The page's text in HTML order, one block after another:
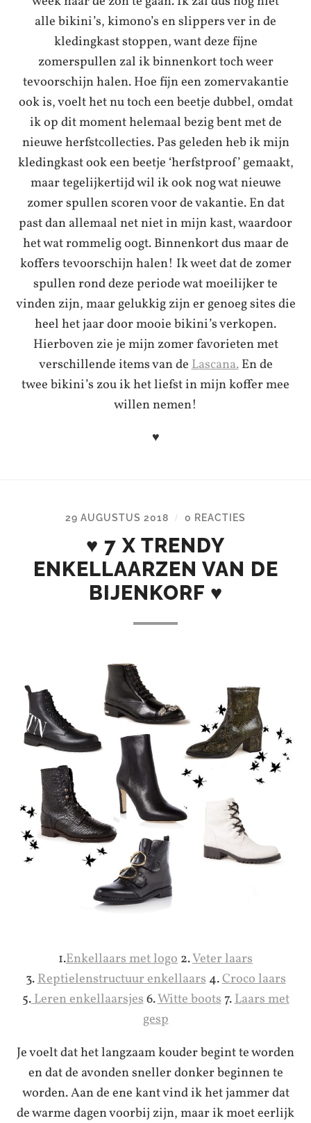
alle bikini’s, kimono’s en slippers ver in de
kledingkast stoppen, want deze fijne
zomerspullen zal ik binnenkort toch weer
tevoorschijn halen. Hoe fijn een zomervakantie
ook is, voelt het nu toch een beetje dubbel, omdat
ik op dit moment helemaal bezig bent met de
nieuwe herfstcollecties. Pas geleden heb ik mijn
kledingkast ook een beetje ‘herfstproof’ gemaakt,
maar tegelijkertijd wil ik ook nog wat nieuwe
zomer spullen scoren voor de vakantie. En dat
past dan allemaal net niet in mijn kast, waardoor
het wat rommelig oogt. Binnenkort dus maar de
koffers tevoorschijn halen! Ik weet dat de zomer
spullen rond deze periode wat moeilijker te
vinden zijn, maar gelukkig zijn er genoeg sites die
heel het jaar door mooie bikini’s verkopen.
Hierboven zie je mijn zomer favorieten met
verschillende items van deLascana.En de
twee bikini’s zou ik het liefst in mijn koffer mee
willen nemen!
♥
29 AUGUSTUS 2018 / 0 REACTIES
♥ 7 X TRENDY
ENKELLAARZEN VAN DE
BIJENKORF ♥
1.Enkellaars met logo2.Veter laars
3.Reptielenstructuur enkellaars4.Croco laars
5.Leren enkellaarsjes6.Witte boots7.Laars met
gesp
Je voelt dat het langzaam kouder begint te worden
en dat de avonden sneller donker beginnen te
worden. Aan de ene kant vind ik het jammer dat
de warme dagen voorbij zijn, maar ik moet eerlijk